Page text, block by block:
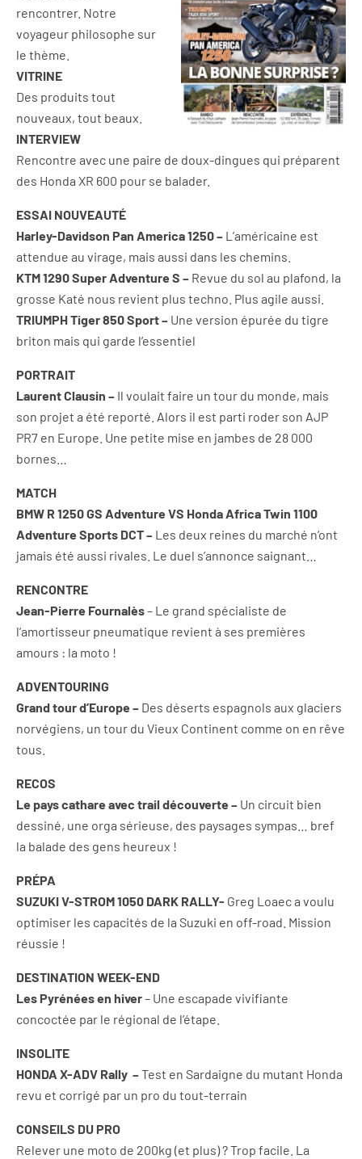
rencontrer. Notre
voyageur philosophe sur
le thème.
VITRINE
Des produits tout
nouveaux, tout beaux.
INTERVIEW
Rencontre avec une paire de doux-dingues qui préparent
des Honda XR 600 pour se balader.
ESSAI NOUVEAUTÉ
Harley-Davidson Pan America 1250 – L’américaine est
attendue au virage, mais aussi dans les chemins.
KTM 1290 Super Adventure S – Revue du sol au plafond, la
grosse Katé nous revient plus techno. Plus agile aussi.
TRIUMPH Tiger 850 Sport – Une version épurée du tigre
briton mais qui garde l’essentiel
PORTRAIT
Laurent Clausin – Il voulait faire un tour du monde, mais
son projet a été reporté. Alors il est parti roder son AJP
PR7 en Europe. Une petite mise en jambes de 28 000
bornes…
MATCH
BMW R 1250 GS Adventure VS Honda Africa Twin 1100
Adventure Sports DCT – Les deux reines du marché n’ont
jamais été aussi rivales. Le duel s’annonce saignant…
RENCONTRE
Jean-Pierre Fournalès– Le grand spécialiste de
l’amortisseur pneumatique revient à ses premières
amours : la moto !
ADVENTOURING
Grand tour d’Europe – Des déserts espagnols aux glaciers
norvégiens, un tour du Vieux Continent comme on en rêve
tous.
RECOS
Le pays cathare avec trail découverte – Un circuit bien
dessiné, une orga sérieuse, des paysages sympas… bref
la balade des gens heureux !
PRÉPA
SUZUKI V-STROM 1050 DARK RALLY- Greg Loaec a voulu
optimiser les capacités de la Suzuki en off-road. Mission
réussie !
DESTINATION WEEK-END
Les Pyrénées en hiver– Une escapade vivifiante
concoctée par le régional de l’étape.
INSOLITE
HONDA X-ADV Rally –Test en Sardaigne du mutant Honda
revu et corrigé par un pro du tout-terrain
CONSEILS DU PRO
Relever une moto de 200kg (et plus) ? Trop facile. La